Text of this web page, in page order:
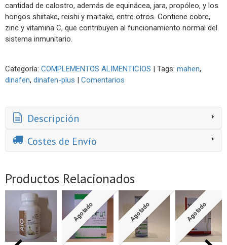
cantidad de calostro, además de equinácea, jara, propóleo, y los
hongos shiitake, reishi y maitake, entre otros. Contiene cobre,
zinc y vitamina C, que contribuyen al funcionamiento normal del
sistema inmunitario.
Categoría: COMPLEMENTOS ALIMENTICIOS | Tags: mahen
dinafen dinafen-plus | Comentarios
Descripción
Costes de Envío
Productos Relacionados
Agotado Agotado Agotado